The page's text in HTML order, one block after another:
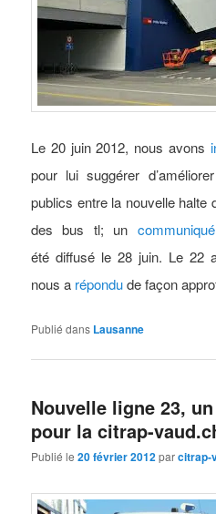
Le 20 juin 2012, nous avons
pour lui suggérer
publics entre la nouvelle halte
des bus tl; un
été diffusé le 28 juin. Le 22
nous a répondude façon
Publié dans Lausanne
Nouvelle ligne 23,
pour la citrap-
Publié le20 février 2012parcitrap-